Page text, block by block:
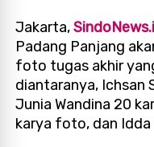
Jakarta,
Padang Panjang
foto tugas akhir
diantaranya, Ichsan
Junia Wandina 20
karya foto, dan